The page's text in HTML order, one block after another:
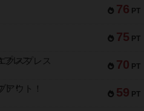
76 PT
75 PT
70 PT
クスプレス
59 PT
アウト！